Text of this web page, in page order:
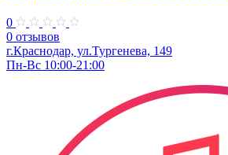
0
0 отзывов
г.Краснодар, ул.Тургенева, 149
Пн-Вс 10:00-21:00